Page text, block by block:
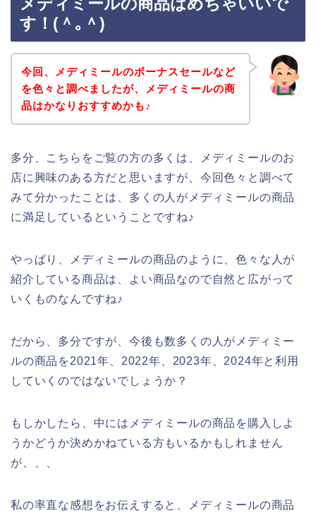
す！(＾｡＾)
今回、メディミールのボーナスセールなど
を色々と調べましたが、メディミールの商
品はかなりおすすめかも♪
多分、こちらをご覧の方の多くは、メディミールのお
店に興味のある方だと思いますが、今回色々と調べて
みて分かったことは、多くの人がメディミールの商品
に満足しているということですね♪
やっぱり、メディミールの商品のように、色々な人が
紹介している商品は、よい商品なので自然と広がって
いくものなんですね♪
だから、多分ですが、今後も数多くの人がメディミー
ルの商品を2021年、2022年、2023年、2024年と利用
していくのではないでしょうか？
もしかしたら、中にはメディミールの商品を購入しよ
うかどうか決めかねている方もいるかもしれません
が、、、
私の率直な感想をお伝えすると、メディミールの商品